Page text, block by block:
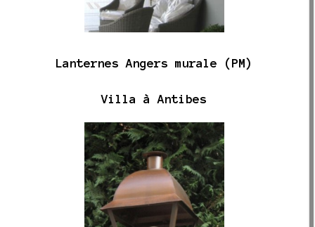
Lanternes Angers murale (PM)
Villa à Antibes